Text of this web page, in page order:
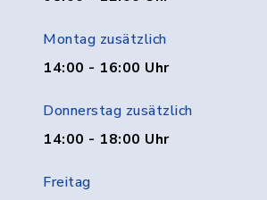
Montag zusätzlich
14:00 - 16:00 Uhr
Donnerstag zusätzlich
14:00 - 18:00 Uhr
Freitag